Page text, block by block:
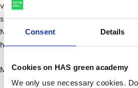
Consent Details
Cookies on HAS green academy
We only use necessary cookies.
van Management van de
subsidie voor COMBINED recent toe
Nederlandse Wetenschapsagenda.
handen van de University of Twente.
Meer informatie: